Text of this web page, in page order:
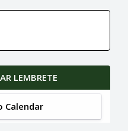
LEMBRETE
Calendar